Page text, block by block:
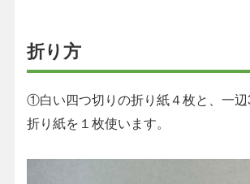
折り方
①白い四つ切りの折り紙４枚と、一辺
折り紙を１枚使います。